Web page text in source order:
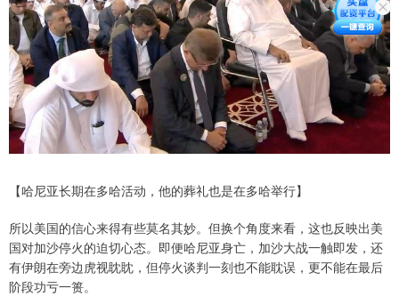
【哈尼亚长期在多哈活动，他的葬礼也是在多哈举行】
所以美国的信心来得有些莫名其妙。但换个角度来看，这也反映出美
国对加沙停火的迫切心态。即便哈尼亚身亡，加沙大战一触即发，还
有伊朗在旁边虎视眈眈，但停火谈判一刻也不能耽误，更不能在最后
阶段功亏一篑。